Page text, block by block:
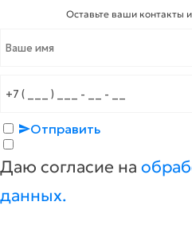
Оставьте ваши контакты
Отправить
Даю согласие на
данных.